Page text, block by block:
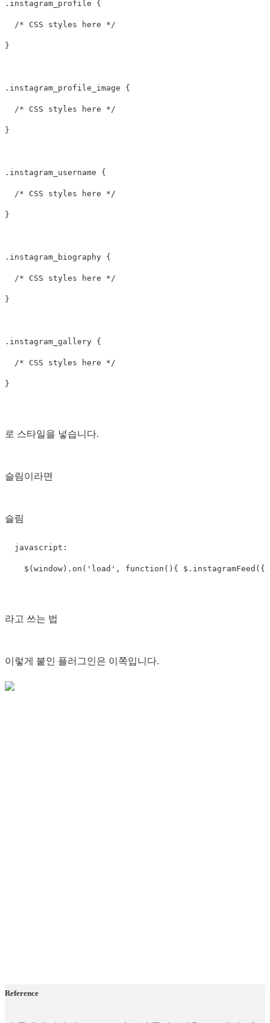
.instagram_profile {
  /* CSS styles here */
}
.instagram_profile_image {
  /* CSS styles here */
}
.instagram_username {
  /* CSS styles here */
}
.instagram_biography {
  /* CSS styles here */
}
.instagram_gallery {
  /* CSS styles here */
로 스타일을 넣습니다.
슬림이라면
슬림
  javascript:
라고 쓰는 법
이렇게 붙인 플러그인은 이쪽입니다.
Reference